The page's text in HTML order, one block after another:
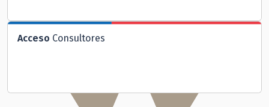
Acceso Consultores